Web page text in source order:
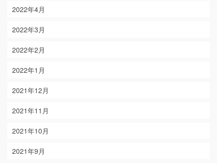
2022年4月
2022年3月
2022年2月
2022年1月
2021年12月
2021年11月
2021年10月
2021年9月